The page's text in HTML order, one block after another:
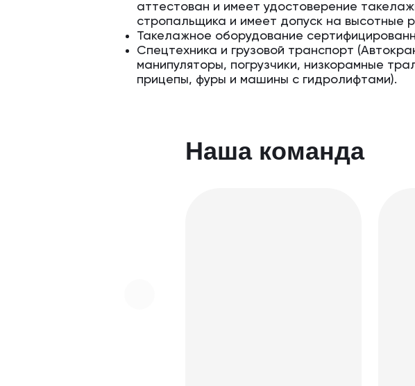
аттестован и имеет удостоверение
стропальщика и имеет допуск на высотные
Такелажное оборудование
Спецтехника и грузовой транспорт
манипуляторы, погрузчики, низкорамные
прицепы, фуры и машины с гидролифтами).
Наша команда